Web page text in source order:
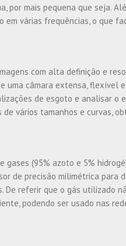
por mais pequena que seja.
em várias frequências, o que
com alta definição e
uma câmara extensa, flexível
de esgoto e analisar o
vários tamanhos e curvas,
(95% azoto e 5%
de precisão milimétrica para
De referir que o gás utilizado
podendo ser usado nas